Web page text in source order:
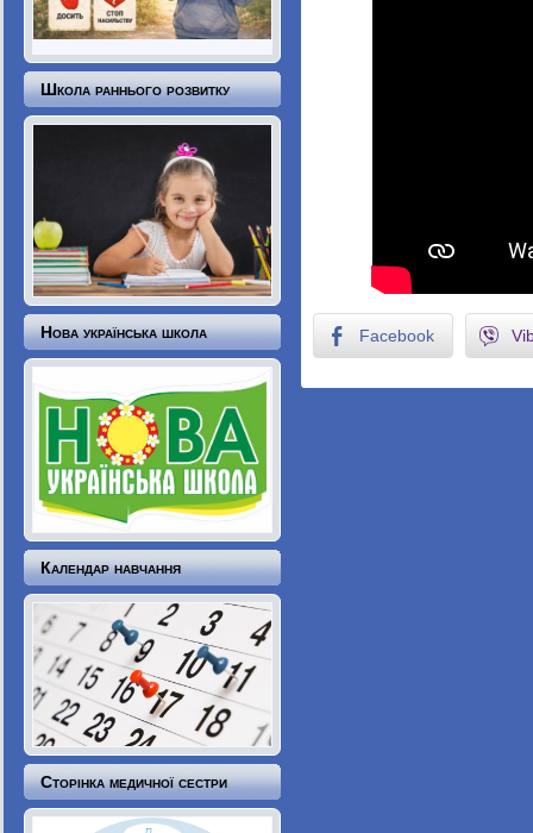
Школа раннього розвитку
Нова українська школа
Календар навчання
Сторінка медичної сестри
Facebook